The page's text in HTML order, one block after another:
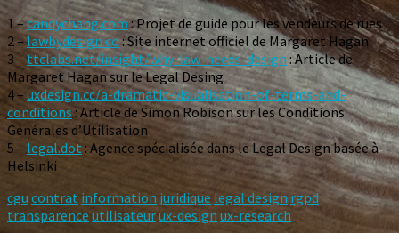
1 –candychang.com: Projet de guide pour les vendeurs de rues
2 –lawbydesign.co: Site internet officiel de Margaret Hagan
3 – ttclabs.net/insight/why-law-needs-design : Article de
Margaret Hagan sur le Legal Desing
4 – uxdesign.cc/a-dramatic-visualisation-of-terms-and-
conditions: Article de Simon Robison sur les Conditions
Générales d’Utilisation
5 – legal.dot : Agence spécialisée dans le Legal Design basée à
Helsinki
cgu contrat information juridique legal design rgpd
transparence utilisateurux-design ux-research